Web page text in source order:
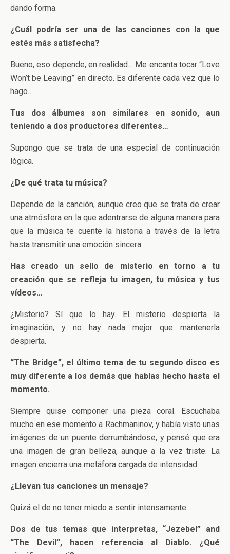
dando forma.
¿Cuál podría ser una de las canciones con la que
estés más satisfecha?
Bueno, eso depende, en realidad… Me encanta tocar “Love
Won’t be Leaving” en directo. Es diferente cada vez que lo
hago…
Tus dos álbumes son similares en sonido, aun
teniendo a dos productores diferentes…
Supongo que se trata de una especial de continuación
lógica.
¿De qué trata tu música?
Depende de la canción, aunque creo que se trata de crear
una atmósfera en la que adentrarse de alguna manera para
que la música te cuente la historia a través de la letra
hasta transmitir una emoción sincera.
Has creado un sello de misterio en torno a tu
creación que se refleja tu imagen, tu música y tus
vídeos…
¿Misterio? Sí que lo hay. El misterio despierta la
imaginación, y no hay nada mejor que mantenerla
despierta.
“The Bridge”, el último tema de tu segundo disco es
muy diferente a los demás que habías hecho hasta el
momento.
Siempre quise componer una pieza coral. Escuchaba
mucho en ese momento a Rachmaninov, y había visto unas
imágenes de un puente derrumbándose, y pensé que era
una imagen de gran belleza, aunque a la vez triste. La
imagen encierra una metáfora cargada de intensidad.
¿Llevan tus canciones un mensaje?
Quizá el de no tener miedo a sentir intensamente.
Dos de tus temas que interpretas, “Jezebel” and
“The Devil”, hacen referencia al Diablo. ¿Qué